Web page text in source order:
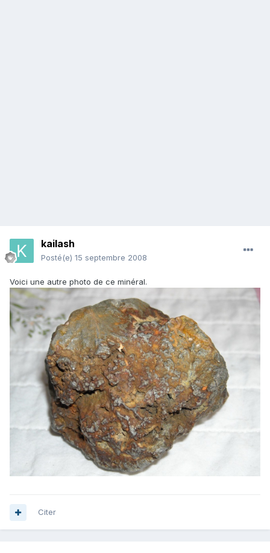
kailash
Posté(e) 15 septembre 2008
Voici une autre photo de ce minéral.
Citer